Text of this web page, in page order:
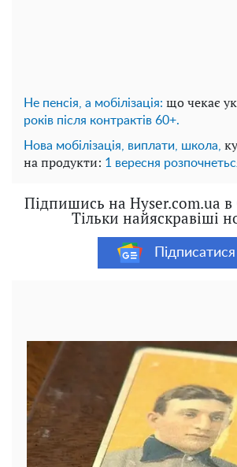
Не пенсія, а мобілізація: що чекає
років після контрактів 60+.
Нова мобілізація, виплати, школа,
на продукти: 1 вересня
Підпишись на Hyser.com.ua в
Тільки найяскравіші
Підписатися